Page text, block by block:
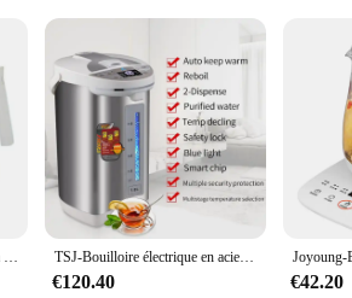
hydration needs. Its rapid heating
shut-off feature adds an extra layer of
easy-to-read water level indicator make it a
of coffee, this electric kettle is designed to cater
Cafetière électrique intelligente à col de cygne avec écran LED, température réglable, 1000ml TSJ-Bouilloire électrique en acier pour la maison, bouteille d'eau avec isolation automatique, bouilloire à eau chaude pour l'eau bouillante, 220V
€120.40 €42.20